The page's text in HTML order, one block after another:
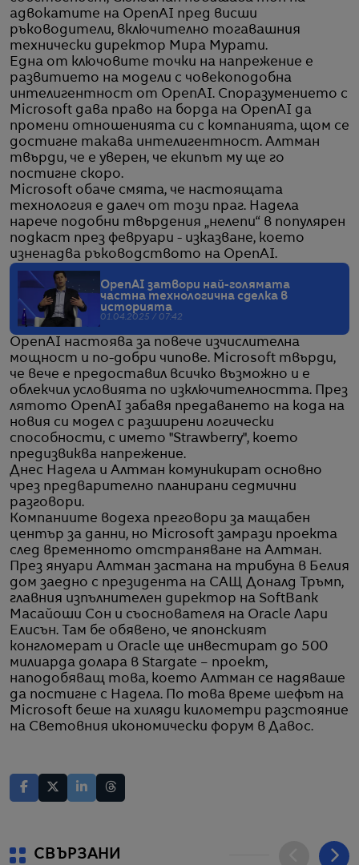
адвокатите на OpenAI пред висши
ръководители, включително тогавашния
технически директор Мира Мурати.
Една от ключовите точки на напрежение е
развитието на модели с човекоподобна
интелигентност от OpenAI. Споразумението с
Microsoft дава право на борда на OpenAI да
промени отношенията си с компанията, щом се
достигне такава интелигентност. Алтман
твърди, че е уверен, че екипът му ще го
постигне скоро.
Microsoft обаче смята, че настоящата
технология е далеч от този праг. Надела
нарече подобни твърдения „нелепи“ в популярен
подкаст през февруари - изказване, което
изненадва ръководството на OpenAI.
OpenAI затвори най-голямата
частна технологична сделка в
историята
01.04.2025 / 07:42
OpenAI настоява за повече изчислителна
мощност и по-добри чипове. Microsoft твърди,
че вече е предоставил всичко възможно и е
облекчил условията по изключителността. През
лятото OpenAI забавя предаването на кода на
новия си модел с разширени логически
способности, с името "Strawberry", което
предизвиква напрежение.
Днес Надела и Алтман комуникират основно
чрез предварително планирани седмични
разговори.
Компаниите водеха преговори за мащабен
център за данни, но Microsoft замрази проекта
след временното отстраняване на Алтман.
През януари Алтман застана на трибуна в Белия
дом заедно с президента на САЩ Доналд Тръмп,
главния изпълнителен директор на SoftBank
Масайоши Сон и съоснователя на Oracle Лари
Елисън. Там бе обявено, че японският
конгломерат и Oracle ще инвестират до 500
милиарда долара в Stargate – проект,
наподобяващ това, което Алтман се надяваше
да постигне с Надела. По това време шефът на
Microsoft беше на хиляди километри разстояние
на Световния икономически форум в Давос.
СВЪРЗАНИ